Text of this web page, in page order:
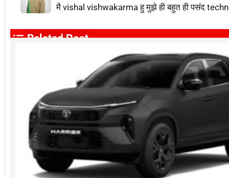
मै vishal vishwakarma हु मुझे ही बहुत ही पसंद
Related Post